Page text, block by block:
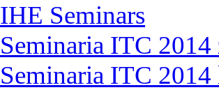
IHE Seminars
Seminaria ITC 2014
Seminaria ITC 2014